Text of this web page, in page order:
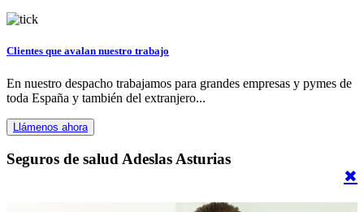
Clientes que avalan nuestro trabajo
En nuestro despacho trabajamos para grandes empresas y pymes de
toda España y también del extranjero...
Llámenos ahora
✖
Seguros de salud Adeslas Asturias